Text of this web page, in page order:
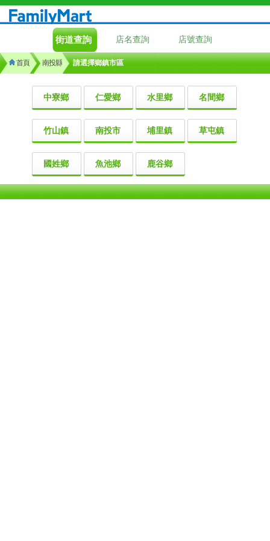
街道查詢 店名查詢 店號查詢
首頁 南投縣 請選擇鄉鎮市區
中寮鄉 仁愛鄉 水里鄉 名間鄉
竹山鎮 南投市 埔里鎮 草屯鎮
國姓鄉 魚池鄉 鹿谷鄉